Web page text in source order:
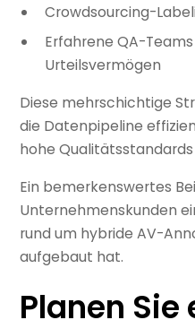
Crowdsourcing-
Erfahrene QA-
Urteilsvermögen
Diese mehrschichtige
die Datenpipeline
hohe
Ein bemerkenswertes
Unternehmenskunden
rund um hybride AV-
aufgebaut hat.
Planen Sie